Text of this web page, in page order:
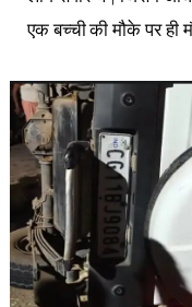
एक बच्ची की मौके पर ही